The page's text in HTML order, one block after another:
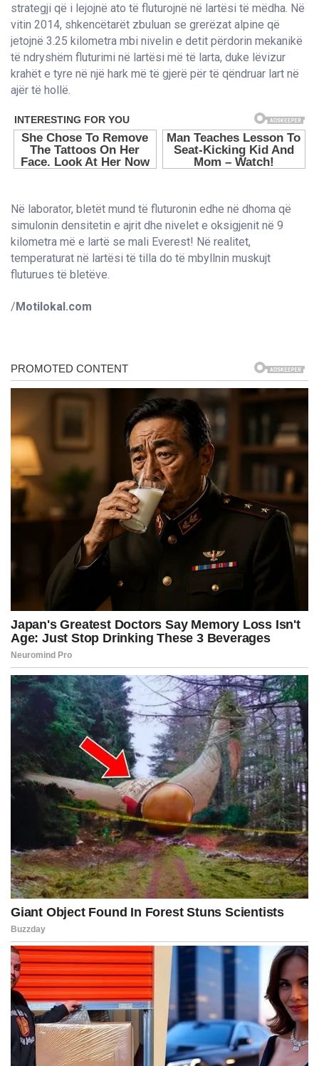
strategji që i lejojnë ato të fluturojnë në lartësi të mëdha. Në
vitin 2014, shkencëtarët zbuluan se grerëzat alpine që
jetojnë 3.25 kilometra mbi nivelin e detit përdorin mekanikë
të ndryshëm fluturimi në lartësi më të larta, duke lëvizur
krahët e tyre në një hark më të gjerë për të qëndruar lart në
ajër të hollë.
Në laborator, bletët mund të fluturonin edhe në dhoma që
simulonin densitetin e ajrit dhe nivelet e oksigjenit në 9
kilometra më e lartë se mali Everest! Në realitet,
temperaturat në lartësi të tilla do të mbyllnin muskujt
fluturues të bletëve.
/Motilokal.com